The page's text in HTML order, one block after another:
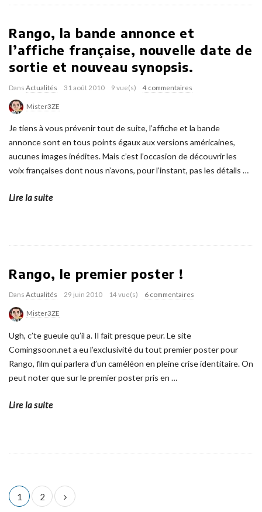
Rango, la bande annonce et
l’affiche française, nouvelle date de
sortie et nouveau synopsis.
Dans Actualités 31 août 2010 9 vue(s) 4 commentaires
Mister3ZE
Je tiens à vous prévenir tout de suite, l’affiche et la bande
annonce sont en tous points égaux aux versions américaines,
aucunes images inédites. Mais c’est l’occasion de découvrir les
voix françaises dont nous n’avons, pour l’instant, pas les détails …
Lire la suite
Rango, le premier poster !
Dans Actualités 29 juin 2010 14 vue(s) 6 commentaires
Mister3ZE
Ugh, c’te gueule qu’il a. Il fait presque peur. Le site
Comingsoon.net a eu l’exclusivité du tout premier poster pour
Rango, film qui parlera d’un caméléon en pleine crise identitaire. On
peut noter que sur le premier poster pris en …
Lire la suite
N
a
1 2